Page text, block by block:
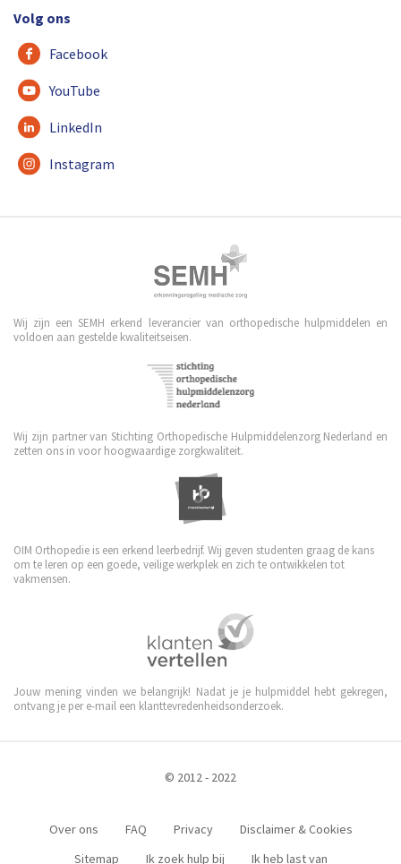
Volg ons
Facebook
YouTube
LinkedIn
Instagram
Wij zijn een SEMH erkend leverancier van orthopedische hulpmiddelen en
voldoen aan gestelde kwaliteitseisen.
Wij zijn partner van Stichting Orthopedische Hulpmiddelenzorg Nederland en
zetten ons in voor hoogwaardige zorgkwaliteit.
OIM Orthopedie is een erkend leerbedrijf. Wij geven studenten graag de kans
om te leren op een goede, veilige werkplek en zich te ontwikkelen tot
vakmensen.
Jouw mening vinden we belangrijk! Nadat je je hulpmiddel hebt gekregen,
ontvang je per e-mail een klanttevredenheidsonderzoek.
© 2012 - 2022
Over ons FAQ Privacy
Disclaimer & Cookies
Sitemap
Ik zoek hulp bij Ik heb last van